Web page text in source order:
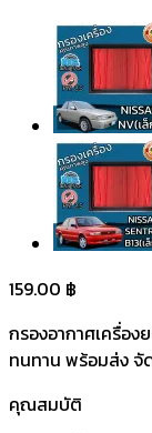
159.00 ฿
กรองอากาศเครื่อ
ทนทาน พร้อมส่ง จั
คุณสมบัติ